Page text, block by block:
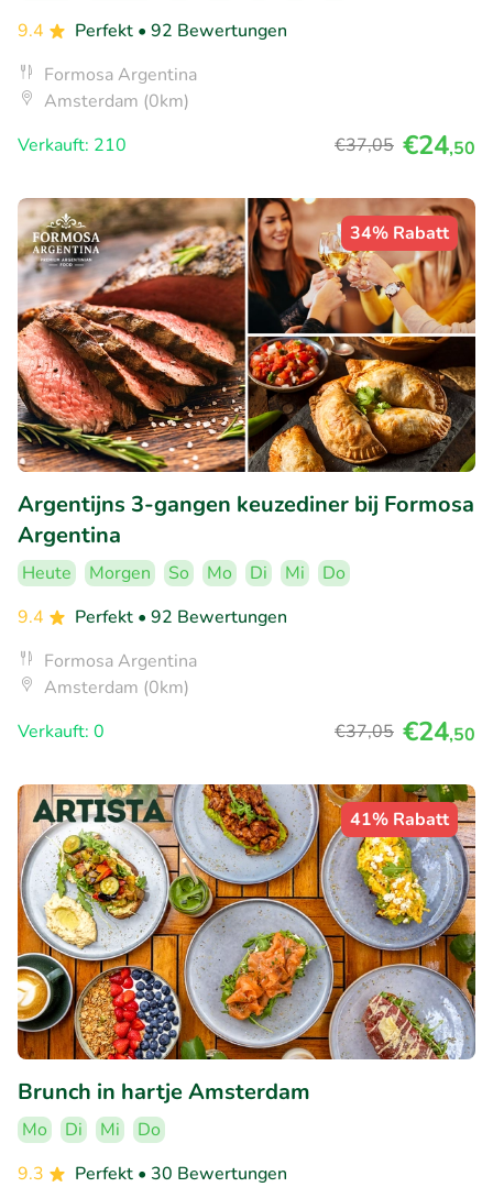
9.4
Perfekt • 92 Bewertungen
Formosa Argentina
Amsterdam (0km)
Verkauft: 210
€37,05 €24,50
34% Rabatt
Argentijns 3-gangen keuzediner bij Formosa
Argentina
Heute Morgen So Mo Di Mi
Do
9.4
Perfekt • 92 Bewertungen
Formosa Argentina
Amsterdam (0km)
Verkauft: 0
€37,05 €24,50
41% Rabatt
Brunch in hartje Amsterdam
Mo Di Mi
Do
9.3
Perfekt • 30 Bewertungen